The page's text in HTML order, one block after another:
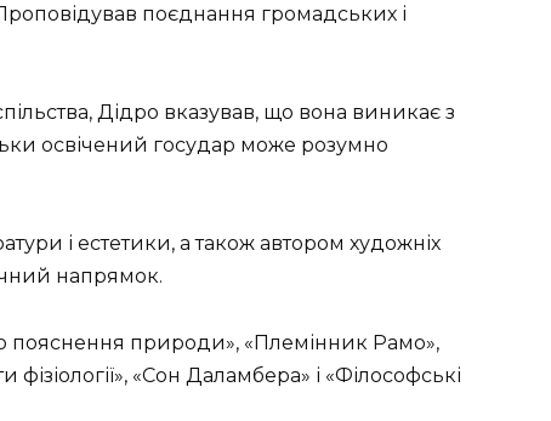
поєднання громадських і
Дідро вказував, що вона виникає з
освічений государ може розумно
і естетики, а також автором художніх
напрямок.
пояснення природи», «Племінник Рамо»,
«Сон Даламбера» і «Філософські